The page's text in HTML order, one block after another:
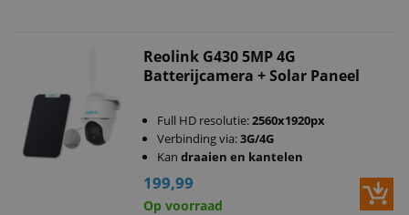
Reolink G430 5MP 4G
Batterijcamera + Solar Paneel
Full HD resolutie:2560x1920px
Verbinding via:3G/4G
Kan draaien en kantelen
199,99
Op voorraad